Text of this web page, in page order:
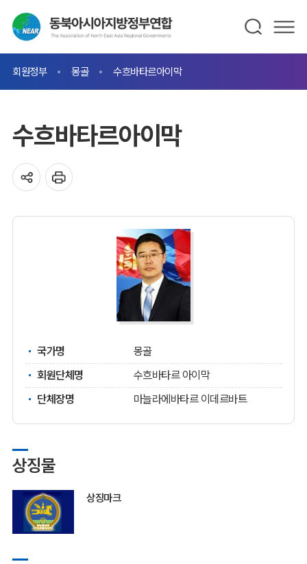
회원정부 몽골 수흐바타르아이막
수흐바타르아이막
국가명
몽골
회원단체명
수흐바타르 아이막
단체장명
마늘라에바타르 이데르바트
상징물
상징마크